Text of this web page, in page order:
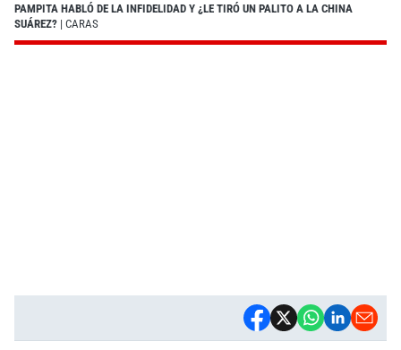
PAMPITA HABLÓ DE LA INFIDELIDAD Y ¿LE TIRÓ UN PALITO A LA CHINA
SUÁREZ? | CARAS